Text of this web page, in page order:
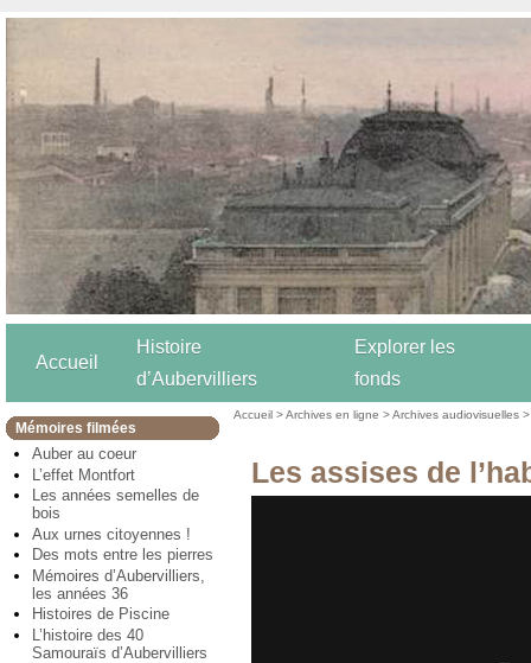
Accueil
Histoire
d’Aubervilliers
Explorer les
fonds
Mémoires filmées
Auber au coeur
L’effet Montfort
Les années semelles de
bois
Aux urnes citoyennes !
Des mots entre les pierres
Mémoires d’Aubervilliers,
les années 36
Histoires de Piscine
L’histoire des 40
Samouraïs d’Aubervilliers
Accueil >Archives en ligne >Archives audiovisuelles
Les assises de